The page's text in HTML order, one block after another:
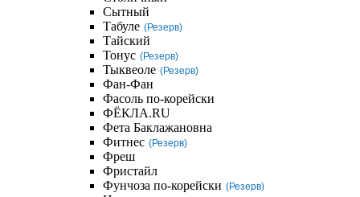
Сытный
Табуле (Резерв)
Тайский
Тонус (Резерв)
Тыквеоле (Резерв)
Фан-Фан
Фасоль по-корейски
ФЁКЛА.RU
Фета Баклажановна
Фитнес (Резерв)
Фреш
Фристайл
Фунчоза по-корейски (Резерв)